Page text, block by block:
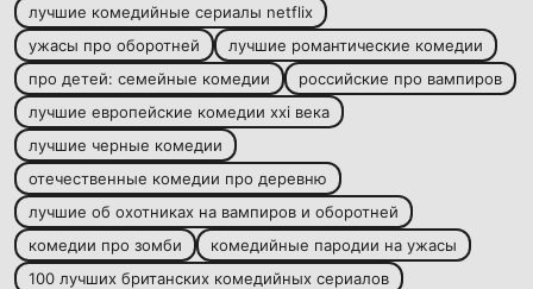
лучшие комедийные сериалы netflix
ужасы про оборотней
лучшие романтические комедии
про детей: семейные комедии
российские про вампиров
лучшие европейские комедии xxi века
лучшие черные комедии
отечественные комедии про деревню
лучшие об охотниках на вампиров и оборотней
комедии про зомби
комедийные пародии на ужасы
100 лучших британских комедийных сериалов